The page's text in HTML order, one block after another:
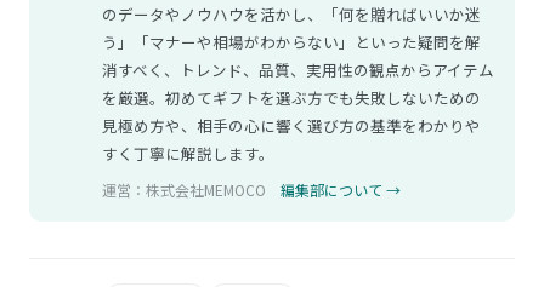
のデータやノウハウを活かし、「何を贈ればいいか迷
う」「マナーや相場がわからない」といった疑問を解
消すべく、トレンド、品質、実用性の観点からアイテム
を厳選。初めてギフトを選ぶ方でも失敗しないための
見極め方や、相手の心に響く選び方の基準をわかりや
すく丁寧に解説します。
運営：株式会社MEMOCO 編集部について →